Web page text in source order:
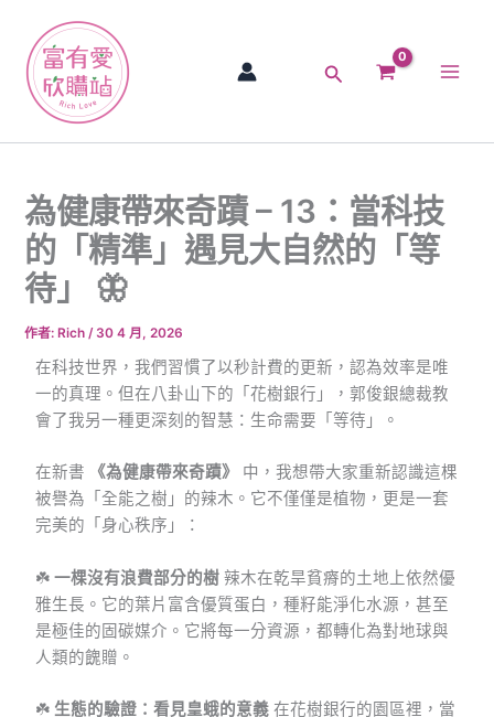
容
搜
為健康帶來奇蹟 – 13：當科技
的「精準」遇見大自然的「等
待」 🦋
作者: Rich/ 30 4 月, 2026
在科技世界，我們習慣了以秒計費的更新，認為效率是唯
一的真理。但在八卦山下的「花樹銀行」，郭俊銀總裁教
會了我另一種更深刻的智慧：生命需要「等待」。
在新書 《為健康帶來奇蹟》
中，我想帶大家重新認識這棵
被譽為「全能之樹」的辣木。它不僅僅是植物，更是一套
完美的「身心秩序」：
☘️一棵沒有浪費部分的樹 辣木在乾旱貧瘠的土地上依然優
雅生長。它的葉片富含優質蛋白，種籽能淨化水源，甚至
是極佳的固碳媒介。它將每一分資源，都轉化為對地球與
人類的餽贈。
☘️ 生態的驗證：看見皇蛾的意義 在花樹銀行的園區裡，當